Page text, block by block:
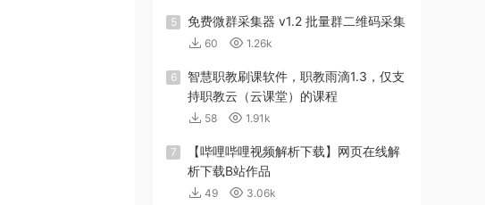
5 免费微群采集器 v1.2 批量群二维码采集
60 1.26k
6
智慧职教刷课软件，职教雨滴1.3，仅支
持职教云（云课堂）的课程
58 1.91k
7
【哔哩哔哩视频解析下载】网页在线解
析下载B站作品
49 3.06k